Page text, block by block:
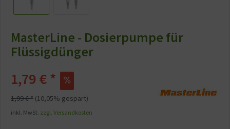
MasterLine - Dosierpumpe für
Flüssigdünger
1,79 € *
1,99 € * (10,05% gespart)
inkl. MwSt. zzgl. Versandkosten